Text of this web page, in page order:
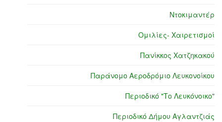
Ντοκιμαντέρ
Ομιλίες- Χαιρετισμοί
Πανίκκος Χατζηκακού
Παράνομο Αεροδρόμιο Λευκονοίκου
Περιοδικό "Το Λευκόνοικο"
Περιοδικό Δήμου Αγλαντζιάς